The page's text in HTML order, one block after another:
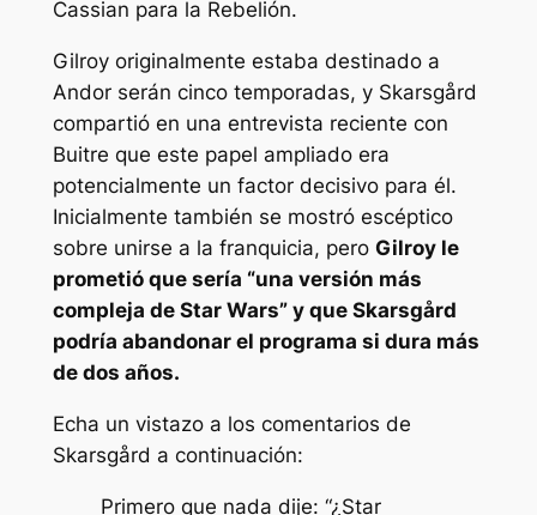
Cassian para la Rebelión.
Gilroy originalmente estaba destinado a
Andorserán cinco temporadas, y Skarsgård
compartió en una entrevista reciente con
Buitre que este papel ampliado era
potencialmente un factor decisivo para él.
Inicialmente también se mostró escéptico
sobre unirse a la franquicia, pero Gilroy le
prometió que sería “una versión más
compleja de Star Wars” y que Skarsgård
podría abandonar el programa si dura más
de dos años.
Echa un vistazo a los comentarios de
Skarsgård a continuación:
Primero que nada dije: “¿Star